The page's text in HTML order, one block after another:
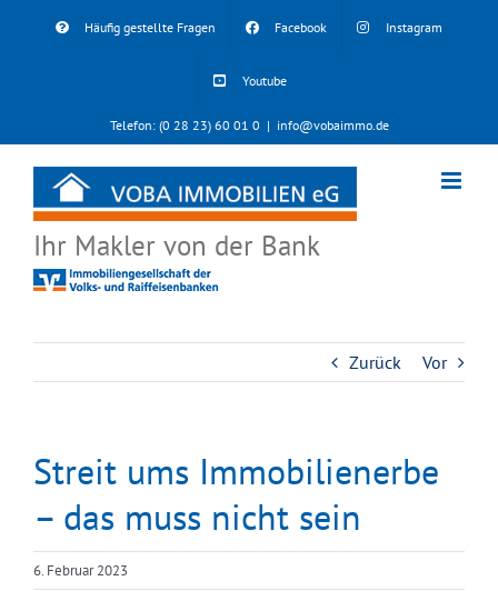
Häufig gestellte Fragen Facebook Instagram
Youtube
Telefon: (0 28 23) 60 01 0 | info@vobaimmo.de
Ihr Makler von der Bank
Zurück Vor
Streit ums Immobilienerbe
– das muss nicht sein
6. Februar 2023